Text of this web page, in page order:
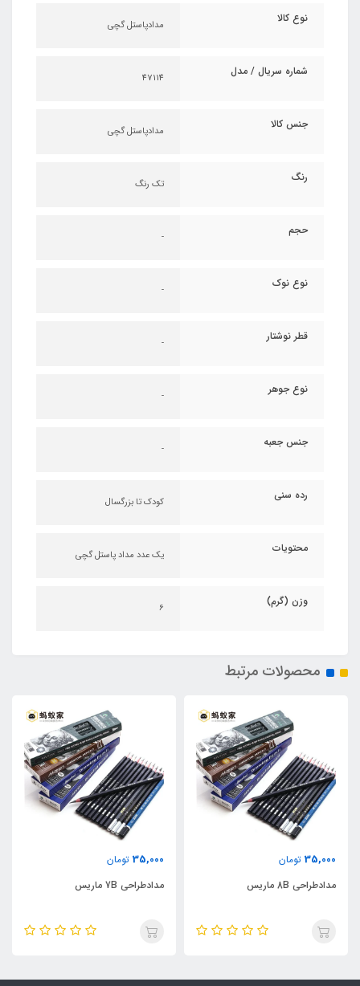
نوع کالا مدادپاستل گچی
شماره سریال / مدل 47114
جنس کالا مدادپاستل گچی
رنگ تک رنگ
حجم -
نوع نوک -
قطر نوشتار -
نوع جوهر -
جنس جعبه -
رده سنی کودک تا بزرگسال
محتویات یک عدد مداد پاستل گچی
وزن (گرم) ۶
محصولات مرتبط
35,000 تومان
مدادطراحی 8B ماریس
35,000 تومان
مدادطراحی 7B ماریس